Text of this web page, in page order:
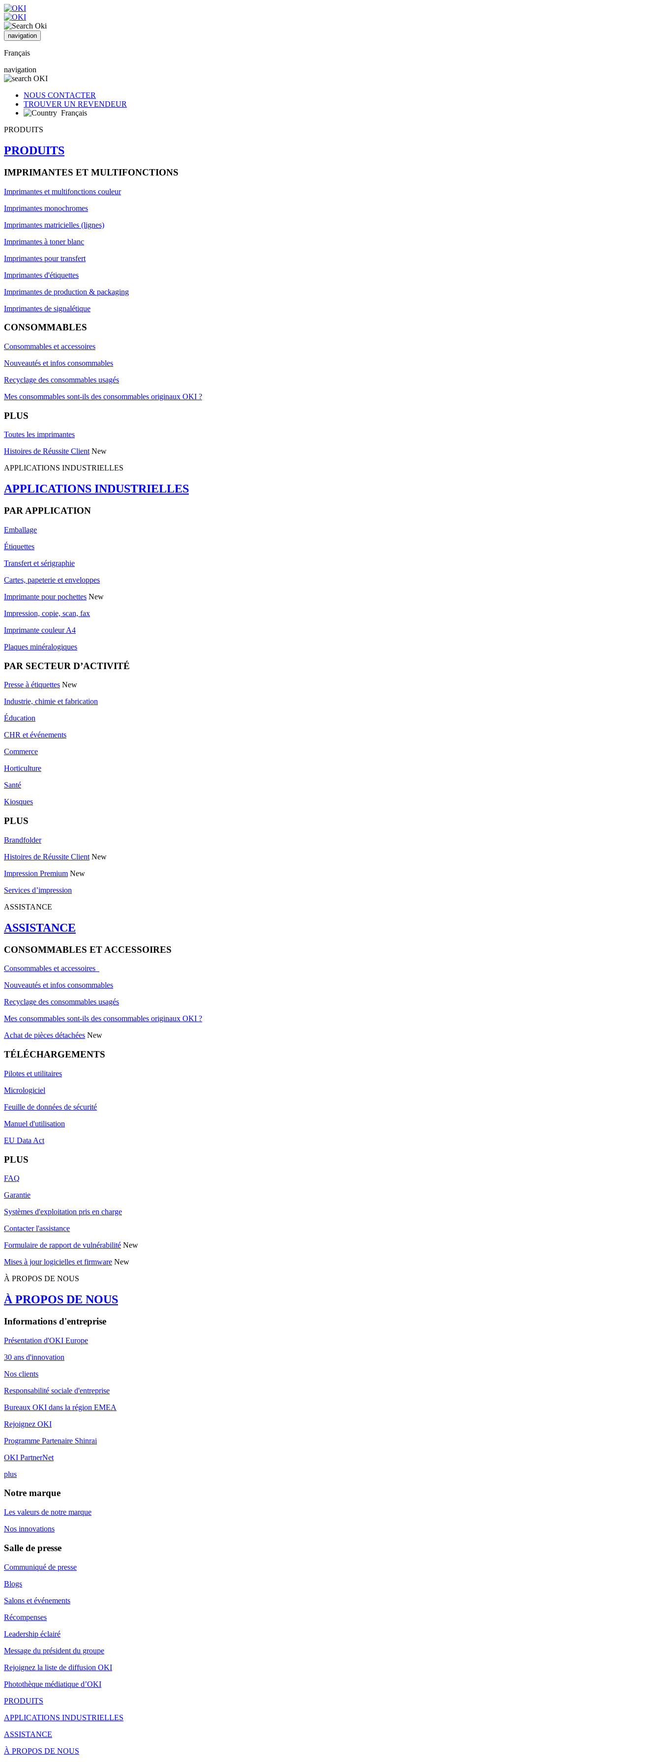
navigation
Français
navigation
NOUS CONTACTER
TROUVER UN REVENDEUR
Français
PRODUITS
PRODUITS
IMPRIMANTES ET MULTIFONCTIONS
Imprimantes et multifonctions couleur
Imprimantes monochromes
Imprimantes matricielles (lignes)
Imprimantes à toner blanc
Imprimantes pour transfert
Imprimantes d'étiquettes
Imprimantes de production & packaging
Imprimantes de signalétique
CONSOMMABLES
Consommables et accessoires
Nouveautés et infos consommables
Recyclage des consommables usagés
Mes consommables sont-ils des consommables originaux OKI ?
PLUS
Toutes les imprimantes
Histoires de Réussite Client New
APPLICATIONS INDUSTRIELLES
APPLICATIONS INDUSTRIELLES
PAR APPLICATION
Emballage
Étiquettes
Transfert et sérigraphie
Cartes, papeterie et enveloppes
Imprimante pour pochettes New
Impression, copie, scan, fax
Imprimante couleur A4
Plaques minéralogiques
PAR SECTEUR D’ACTIVITÉ
Presse à étiquettes New
Industrie, chimie et fabrication
Éducation
CHR et événements
Commerce
Horticulture
Santé
Kiosques
PLUS
Brandfolder
Histoires de Réussite Client New
Impression Premium New
Services d’impression
ASSISTANCE
ASSISTANCE
CONSOMMABLES ET ACCESSOIRES
Consommables et accessoires
Nouveautés et infos consommables
Recyclage des consommables usagés
Mes consommables sont-ils des consommables originaux OKI ?
Achat de pièces détachées New
TÉLÉCHARGEMENTS
Pilotes et utilitaires
Micrologiciel
Feuille de données de sécurité
Manuel d'utilisation
EU Data Act
PLUS
FAQ
Garantie
Systèmes d'exploitation pris en charge
Contacter l'assistance
Formulaire de rapport de vulnérabilité New
Mises à jour logicielles et firmware New
À PROPOS DE NOUS
À PROPOS DE NOUS
Informations d'entreprise
Présentation d'OKI Europe
30 ans d'innovation
Nos clients
Responsabilité sociale d'entreprise
Bureaux OKI dans la région EMEA
Rejoignez OKI
Programme Partenaire Shinrai
OKI PartnerNet
plus
Notre marque
Les valeurs de notre marque
Nos innovations
Salle de presse
Communiqué de presse
Blogs
Salons et événements
Récompenses
Leadership éclairé
Message du président du groupe
Rejoignez la liste de diffusion OKI
Photothèque médiatique d’OKI
PRODUITS
APPLICATIONS INDUSTRIELLES
ASSISTANCE
À PROPOS DE NOUS